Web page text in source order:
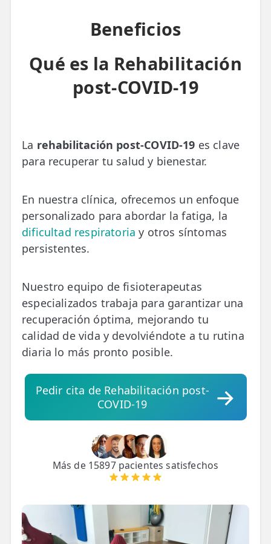
😧 Fisioterapia ATM
🦴 Osteopatía
💆 Masajes Madrid
🏅 Fisioterapia Deportiva
🧠 Fisioterapia Neurológica
🧍 Fisioterapia Vestibular
🫁 Fisioterapia Respiratoria
TRATAMIENTOS
✅ Punción Seca
✅ Ondas de Choque
✨ Fisioestética
✨ Radiofrecuencia INDIBA
✨ Drenaje Linfático Manual
✨ Cicatrices y Estrías
Beneficios
Qué es la Rehabilitación
post-COVID-19
La rehabilitación post-COVID-19 es clave
para recuperar tu salud y bienestar.
En nuestra clínica, ofrecemos un enfoque
personalizado para abordar la fatiga, la
dificultad respiratoria y otros síntomas
persistentes.
Nuestro equipo de fisioterapeutas
especializados trabaja para garantizar una
recuperación óptima, mejorando tu
calidad de vida y devolviéndote a tu rutina
diaria lo más pronto posible.
Pedir cita de Rehabilitación post-
COVID-19
Más de 15897 pacientes satisfechos